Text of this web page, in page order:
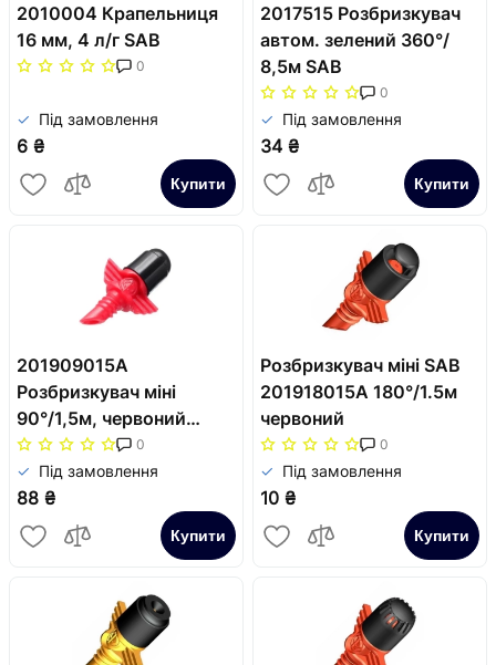
2010004 Крапельниця
16 мм, 4 л/г SAB
0
Під замовлення
6 ₴
Купити
2017515 Розбризкувач
автом. зелений 360°/
8,5м SAB
0
Під замовлення
34 ₴
Купити
201909015A
Розбризкувач міні
90°/1,5м, червоний
(1упак.=10шт.) SAB
0
Під замовлення
88 ₴
Купити
Розбризкувач міні SAB
201918015A 180°/1.5м
червоний
0
Під замовлення
10 ₴
Купити